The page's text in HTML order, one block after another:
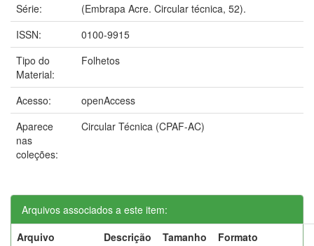
Série:
(Embrapa Acre. Circular técnica, 52).
ISSN:
0100-9915
Tipo do
Material:
Folhetos
Acesso:
openAccess
Aparece
nas
coleções:
Circular Técnica (CPAF-AC)
Arquivos associados a este item:
Arquivo
Descrição Tamanho
Formato